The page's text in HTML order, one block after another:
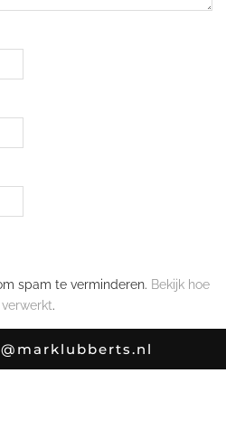
spam te verminderen. Bekijk hoe
.
@marklubberts.nl